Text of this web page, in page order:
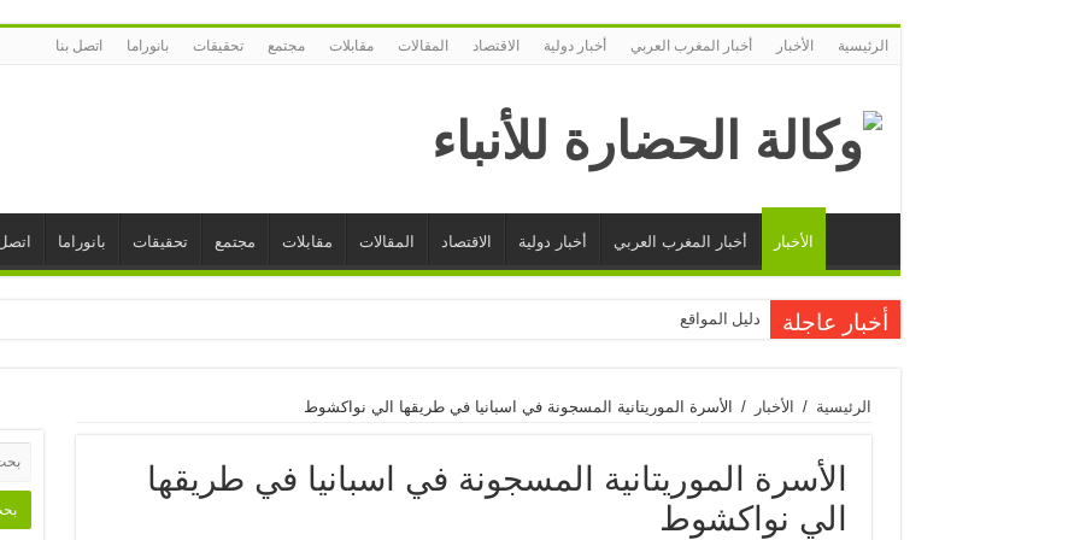
الرئيسية الأخبار أخبار المغرب العربي أخبار دولية الاقتصاد المقالات مقابلات مجتمع تحقيقات بانوراما اتصل بنا
الأخبار أخبار المغرب العربي أخبار دولية الاقتصاد المقالات مقابلات مجتمع تحقيقات بانوراما
أخبار عاجلة دليل المواقع
الرئيسية / الأخبار / الأسرة الموريتانية المسجونة في اسبانيا في طريقها الي نواكشوط
الأسرة الموريتانية المسجونة في اسبانيا في طريقها
الي نواكشوط